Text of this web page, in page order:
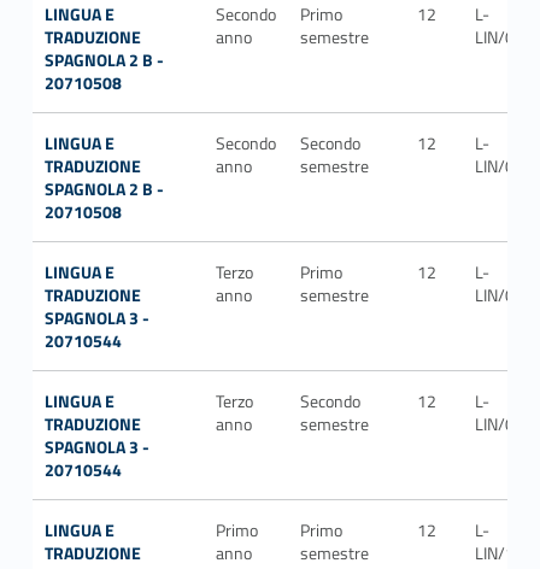
LINGUA E
TRADUZIONE
SPAGNOLA 2 B -
20710508
Secondo
anno
Primo
semestre
12
L-
LIN/07
LINGUA E
TRADUZIONE
SPAGNOLA 2 B -
20710508
Secondo
anno
Secondo
semestre
12
L-
LIN/07
LINGUA E
TRADUZIONE
SPAGNOLA 3 -
20710544
Terzo
anno
Primo
semestre
12
L-
LIN/07
LINGUA E
TRADUZIONE
SPAGNOLA 3 -
20710544
Terzo
anno
Secondo
semestre
12
L-
LIN/07
LINGUA E
TRADUZIONE
Primo
anno
Primo
semestre
12
L-
LIN/14